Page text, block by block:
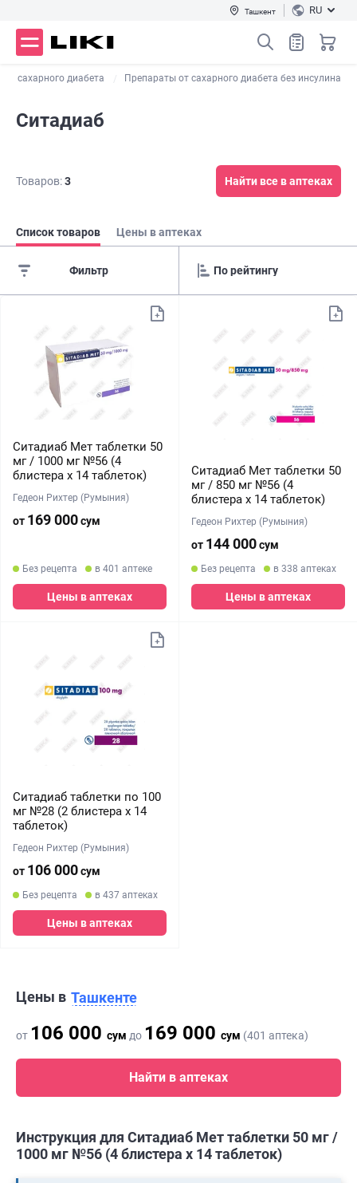
Ташкент RU
сахарного диабета Препараты от сахарного диабета без инсулина
Ситадиаб
Товаров:3 Найти все в аптеках
Список товаров Цены в аптеках
Фильтр
Ситадиаб Мет таблетки 50
мг / 1000 мг №56 (4
блистера х 14 таблеток)
Гедеон Рихтер (Румыния)
от 169 000сум
Без рецепта в 401 аптеке
Цены в аптеках
Ситадиаб Мет таблетки 50
мг / 850 мг №56 (4
блистера х 14 таблеток)
Гедеон Рихтер (Румыния)
от 144 000сум
Без рецепта в 338 аптеках
Цены в аптеках
Ситадиаб таблетки по 100
мг №28 (2 блистера х 14
таблеток)
Гедеон Рихтер (Румыния)
от 106 000сум
Без рецепта в 437 аптеках
Цены в аптеках
Цены в Ташкенте
от 106 000 сум до 169 000 сум (401 аптека)
Найти в аптеках
Инструкция для Ситадиаб Мет таблетки 50 мг /
1000 мг №56 (4 блистера х 14 таблеток)